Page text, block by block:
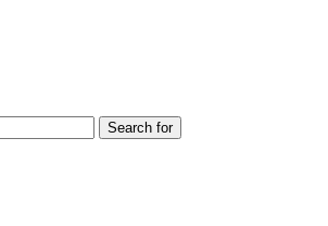
Search for